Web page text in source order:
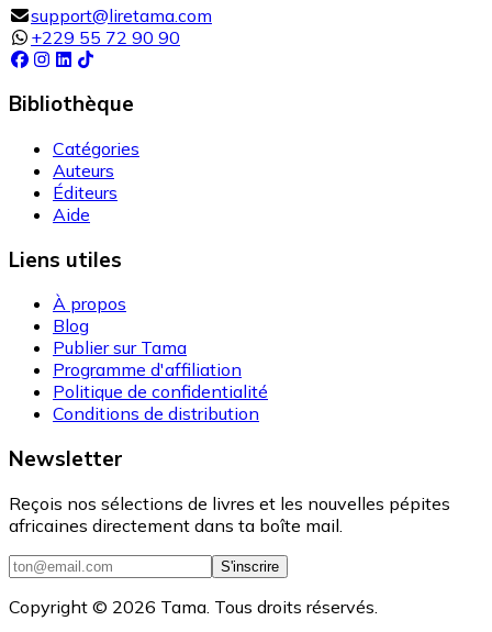
support@liretama.com
+229 55 72 90 90
Bibliothèque
Catégories
Auteurs
Éditeurs
Aide
Liens utiles
À propos
Blog
Publier sur Tama
Programme d'affiliation
Politique de confidentialité
Conditions de distribution
Newsletter
Reçois nos sélections de livres et les nouvelles pépites
africaines directement dans ta boîte mail.
S'inscrire
Copyright © 2026 Tama. Tous droits réservés.